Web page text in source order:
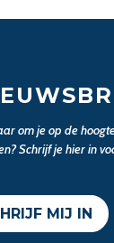
om je op de
Schrijf je hier in
MIJ IN